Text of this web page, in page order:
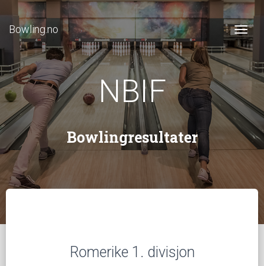
Bowling.no
NBIF
Bowlingresultater
Romerike 1. divisjon